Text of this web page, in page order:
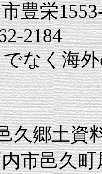
豊栄
2184
なく海外
久郷土資
市邑久町